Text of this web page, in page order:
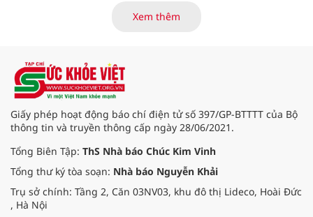
là những nội dung trọng tâm được
báo cáo tại Hội thảo khoa học cập
Xem thêm
Giấy phép hoạt động báo chí điện tử số 397/GP-BTTTT của Bộ
thông tin và truyền thông cấp ngày 28/06/2021.
Tổng Biên Tập: ThS Nhà báo Chúc Kim Vinh
Tổng thư ký tòa soạn: Nhà báo Nguyễn Khải
Trụ sở chính: Tầng 2, Căn 03NV03, khu đô thị Lideco, Hoài Đức
, Hà Nội